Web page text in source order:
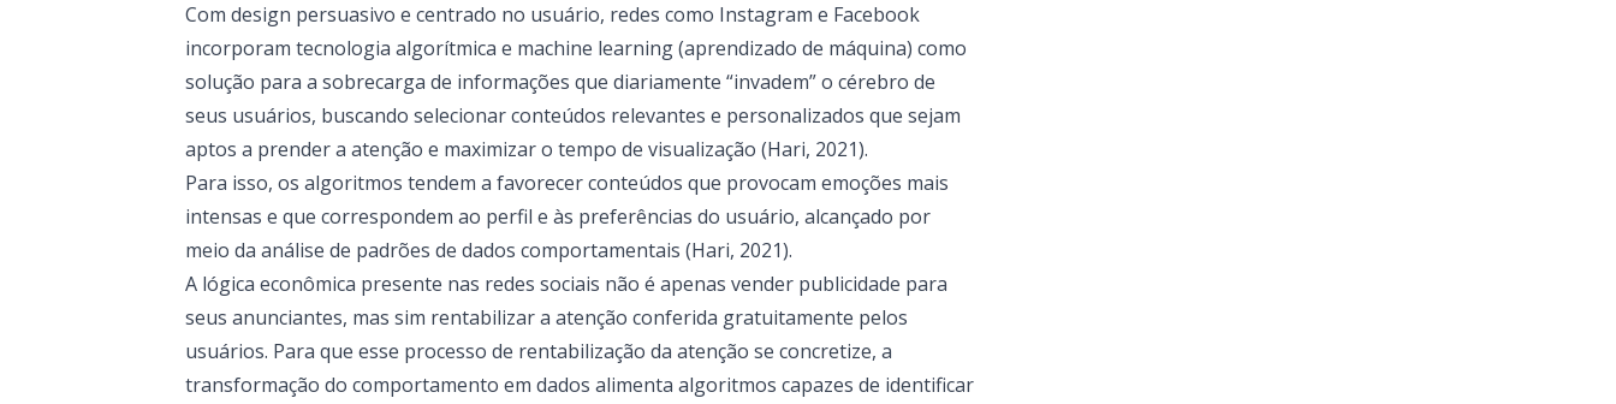
Com design persuasivo e centrado no usuário, redes como Instagram e Facebook
incorporam tecnologia algorítmica e machine learning (aprendizado de máquina) como
solução para a sobrecarga de informações que diariamente “invadem” o cérebro de
seus usuários, buscando selecionar conteúdos relevantes e personalizados que sejam
aptos a prender a atenção e maximizar o tempo de visualização (Hari, 2021).
Para isso, os algoritmos tendem a favorecer conteúdos que provocam emoções mais
intensas e que correspondem ao perfil e às preferências do usuário, alcançado por
meio da análise de padrões de dados comportamentais (Hari, 2021).
A lógica econômica presente nas redes sociais não é apenas vender publicidade para
seus anunciantes, mas sim rentabilizar a atenção conferida gratuitamente pelos
usuários. Para que esse processo de rentabilização da atenção se concretize, a
transformação do comportamento em dados alimenta algoritmos capazes de identificar